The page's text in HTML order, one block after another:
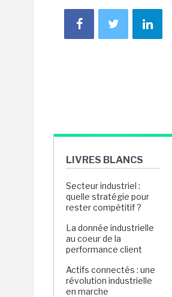
LIVRES BLANCS
Secteur industriel :
quelle stratégie pour
rester compétitif ?
La donnée industrielle
au coeur de la
performance client
Actifs connectés : une
révolution industrielle
en marche